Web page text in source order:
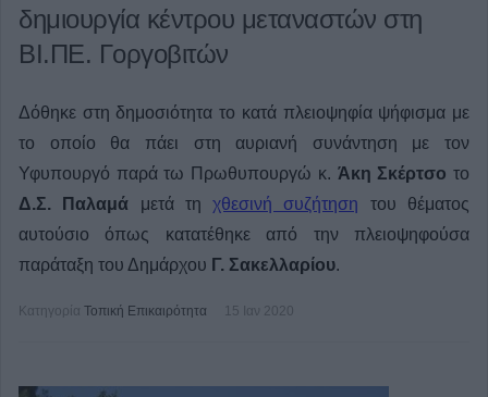
δημιουργία κέντρου μεταναστών στη
ΒΙ.ΠΕ. Γοργοβιτών
Δόθηκε στη δημοσιότητα το κατά πλειοψηφία ψήφισμα με
το οποίο θα πάει στη αυριανή συνάντηση με τον
Υφυπουργό παρά τω Πρωθυπουργώ κ. Άκη Σκέρτσο το
Δ.Σ. Παλαμά μετά τηχθεσινή συζήτηση του θέματος
αυτούσιο όπως κατατέθηκε από την πλειοψηφούσα
παράταξη του Δημάρχου Γ. Σακελλαρίου.
Κατηγορία Τοπική Επικαιρότητα 15 Ιαν 2020